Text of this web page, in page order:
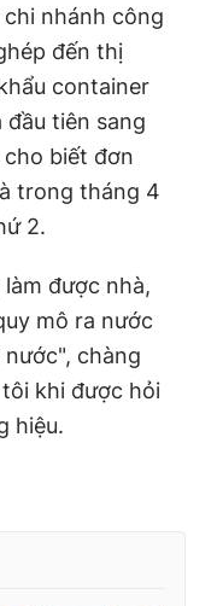
chi nhánh công
đến thị
container
đầu tiên sang
cho biết đơn
trong tháng 4
2.
làm được nhà,
mô ra nước
nước", chàng
khi được hỏi
hiệu.